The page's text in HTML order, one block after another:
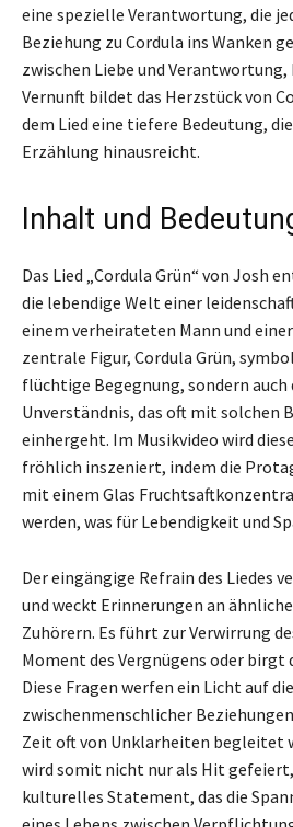
eine spezielle Verantwortung, die
Beziehung zu Cordula ins Wanken
zwischen Liebe und Verantwortung,
Vernunft bildet das Herzstück von
dem Lied eine tiefere Bedeutung,
Erzählung hinausreicht.
Inhalt und
Das Lied „Cordula Grün“ von Josh
die lebendige Welt einer
einem verheirateten Mann und
zentrale Figur, Cordula Grün,
flüchtige Begegnung, sondern auch
Unverständnis, das oft mit solchen
einhergeht. Im Musikvideo wird
fröhlich inszeniert, indem die
mit einem Glas
werden, was für Lebendigkeit und
Der eingängige Refrain des Liedes
und weckt Erinnerungen an
Zuhörern. Es führt zur Verwirrung
Moment des Vergnügens oder birgt
Diese Fragen werfen ein Licht auf
zwischenmenschlicher
Zeit oft von Unklarheiten begleitet
wird somit nicht nur als Hit
kulturelles Statement, das die